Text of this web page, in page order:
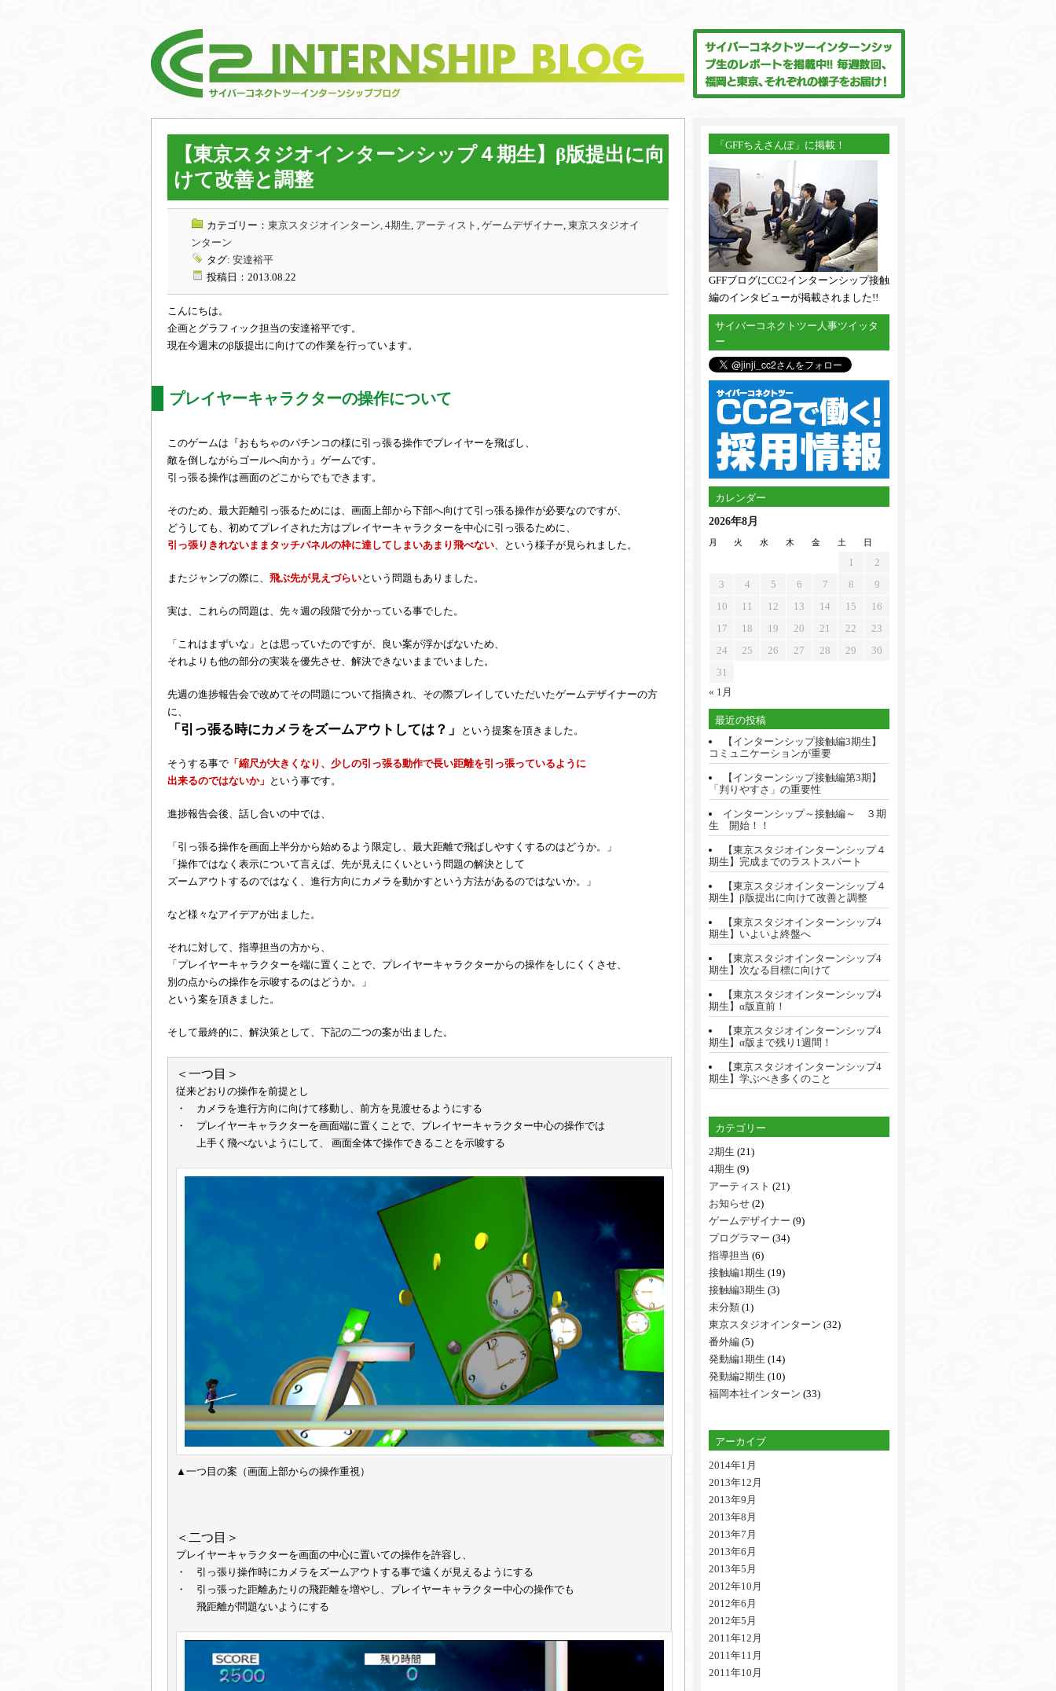
【東京スタジオインターンシップ４期生】β版提出に向
けて改善と調整
カテゴリー： 東京スタジオインターン, 4期生, アーティスト , ゲームデザイナー, 東京スタジオイ
ンターン
タグ: 安達裕平
投稿日：2013.08.22
こんにちは。
企画とグラフィック担当の安達裕平です。
現在今週末のβ版提出に向けての作業を行っています。
プレイヤーキャラクターの操作について
このゲームは『おもちゃのパチンコの様に引っ張る操作でプレイヤーを飛ばし、
敵を倒しながらゴールへ向かう』ゲームです。
引っ張る操作は画面のどこからでもできます。
そのため、最大距離引っ張るためには、画面上部から下部へ向けて引っ張る操作が必要なのですが、
どうしても、初めてプレイされた方はプレイヤーキャラクターを中心に引っ張るために、
引っ張りきれないままタッチパネルの枠に達してしまいあまり飛べない、という様子が見られました。
またジャンプの際に、 飛ぶ先が見えづらいという問題もありました。
実は、これらの問題は、先々週の段階で分かっている事でした。
「これはまずいな」とは思っていたのですが、良い案が浮かばないため、
それよりも他の部分の実装を優先させ、解決できないままでいました。
先週の進捗報告会で改めてその問題について指摘され、その際プレイしていただいたゲームデザイナーの方
に、
「引っ張る時にカメラをズームアウトしては？」 という提案を頂きました。
そうする事で 「縮尺が大きくなり、少しの引っ張る動作で長い距離を引っ張っているように
出来るのではないか」 という事です。
進捗報告会後、話し合いの中では、
「引っ張る操作を画面上半分から始めるよう限定し、最大距離で飛ばしやすくするのはどうか。」
「操作ではなく表示について言えば、先が見えにくいという問題の解決として
ズームアウトするのではなく、進行方向にカメラを動かすという方法があるのではないか。」
など様々なアイデアが出ました。
それに対して、指導担当の方から、
「プレイヤーキャラクターを端に置くことで、プレイヤーキャラクターからの操作をしにくくさせ、
別の点からの操作を示唆するのはどうか。」
という案を頂きました。
そして最終的に、解決策として、下記の二つの案が出ました。
＜一つ目＞
従来どおりの操作を前提とし
・ カメラを進行方向に向けて移動し、前方を見渡せるようにする
・ プレイヤーキャラクターを画面端に置くことで、プレイヤーキャラクター中心の操作では
上手く飛べないようにして、 画面全体で操作できることを示唆する
▲一つ目の案（画面上部からの操作重視）
＜二つ目＞
プレイヤーキャラクターを画面の中心に置いての操作を許容し、
・ 引っ張り操作時にカメラをズームアウトする事で遠くが見えるようにする
・ 引っ張った距離あたりの飛距離を増やし、プレイヤーキャラクター中心の操作でも
飛距離が問題ないようにする
「GFFちえさんぽ」に掲載！
GFFブログにCC2インターンシップ接触
編のインタビューが掲載されました!!
サイバーコネクトツー人事ツイッタ
ー
カレンダー
2026年8月
月 火 水 木 金 土 日
1
2
3
4 5 6 7 8
9
10
11 12 13 14 15
16
17
18 19 20 21 22
23
24
25 26 27 28 29
30
31
« 1月
最近の投稿
【インターンシップ接触編3期生】
コミュニケーションが重要
【インターンシップ接触編第3期】
「判りやすさ」の重要性
インターンシップ～接触編～ ３期
生 開始！！
【東京スタジオインターンシップ４
期生】完成までのラストスパート
【東京スタジオインターンシップ４
期生】β版提出に向けて改善と調整
【東京スタジオインターンシップ4
期生】いよいよ終盤へ
【東京スタジオインターンシップ4
期生】次なる目標に向けて
【東京スタジオインターンシップ4
期生】α版直前！
【東京スタジオインターンシップ4
期生】α版まで残り1週間！
【東京スタジオインターンシップ4
期生】学ぶべき多くのこと
カテゴリー
2期生 (21)
4期生 (9)
アーティスト (21)
お知らせ (2)
ゲームデザイナー (9)
プログラマー (34)
指導担当 (6)
接触編1期生 (19)
接触編3期生 (3)
未分類 (1)
東京スタジオインターン (32)
番外編 (5)
発動編1期生 (14)
発動編2期生 (10)
福岡本社インターン (33)
アーカイブ
2014年1月
2013年12月
2013年9月
2013年8月
2013年7月
2013年6月
2013年5月
2012年10月
2012年6月
2012年5月
2011年12月
2011年11月
2011年10月